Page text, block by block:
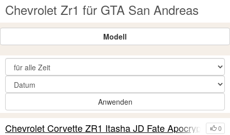
Chevrolet Zr1 für GTA San Andreas
Modell
Anwenden
0
Chevrolet Corvette ZR1 Itasha JD Fate Apocrypha